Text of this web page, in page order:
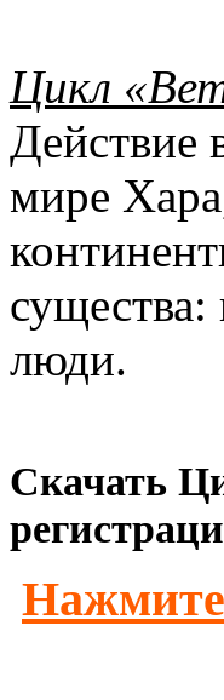
Цикл
Действие
мире
люди.
Скачать
Нажмите